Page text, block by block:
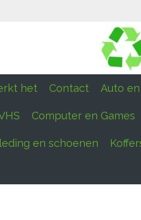
het Contact Auto
Computer en Games
en schoenen